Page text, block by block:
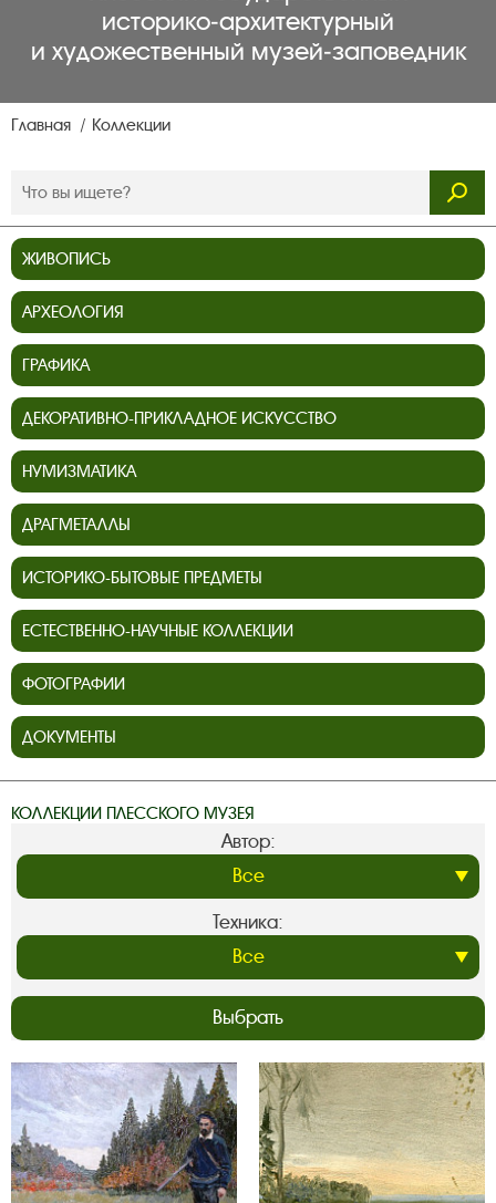
историко‑архитектурный
и художественный музей‑заповедник
Главная Коллекции
ЖИВОПИСЬ
АРХЕОЛОГИЯ
ГРАФИКА
ДЕКОРАТИВНО-ПРИКЛАДНОЕ ИСКУССТВО
НУМИЗМАТИКА
ДРАГМЕТАЛЛЫ
ИСТОРИКО-БЫТОВЫЕ ПРЕДМЕТЫ
ЕСТЕСТВЕННО-НАУЧНЫЕ КОЛЛЕКЦИИ
ФОТОГРАФИИ
ДОКУМЕНТЫ
КОЛЛЕКЦИИ ПЛЕССКОГО МУЗЕЯ
Автор:
Техника:
Выбрать